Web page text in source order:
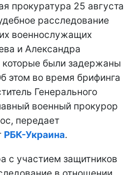
прокуратура 25 августа
расследование
военнослужащих
и Александра
были задержаны
этом во время брифинга
Генерального
военный прокурор
передает
РБК-Украина.
с участием защитников